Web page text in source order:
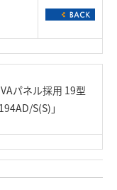
パネル採用 19型
S(S)」